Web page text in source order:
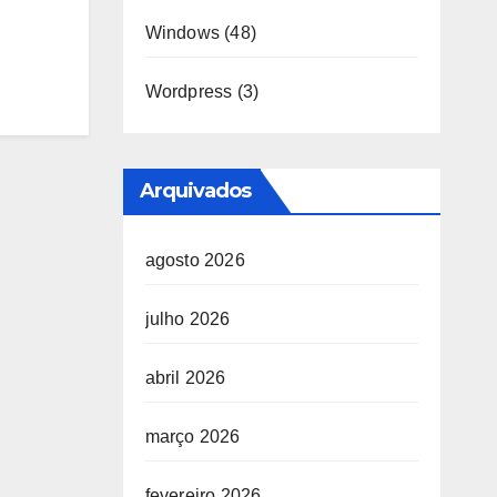
Windows(48)
Wordpress (3)
Arquivados
agosto 2026
julho 2026
abril 2026
março 2026